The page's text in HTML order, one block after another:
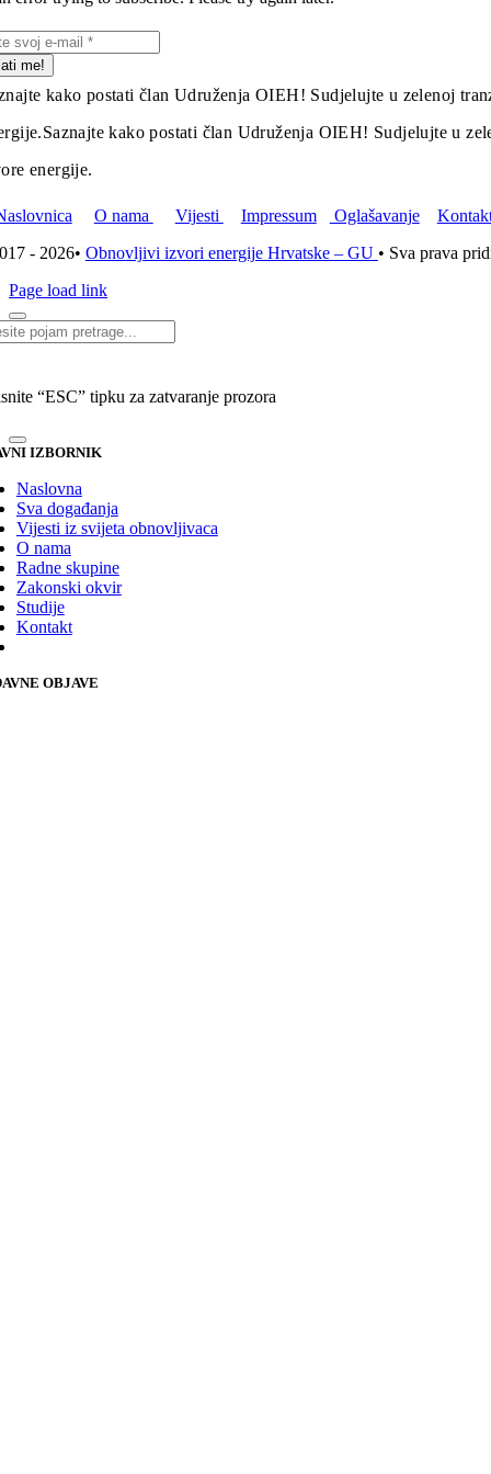
me!
kako postati član Udruženja OIEH! Sudjelujte u zelenoj
Saznajte kako postati član Udruženja OIEH! Sudjelujte u
energije.
O nama Vijesti Impressum Oglašavanje
- 2026• Obnovljivi izvori energije Hrvatske – GU • Sva prava
Page load link
“ESC” tipku za zatvaranje prozora
IZBORNIK
Naslovna
Sva događanja
Vijesti iz svijeta obnovljivaca
O nama
Radne skupine
Zakonski okvir
Studije
Kontakt
OBJAVE